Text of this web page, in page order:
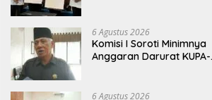
6 Agustus 2026
Komisi I Soroti Minimnya
Anggaran Darurat KUPA-
6 Agustus 2026